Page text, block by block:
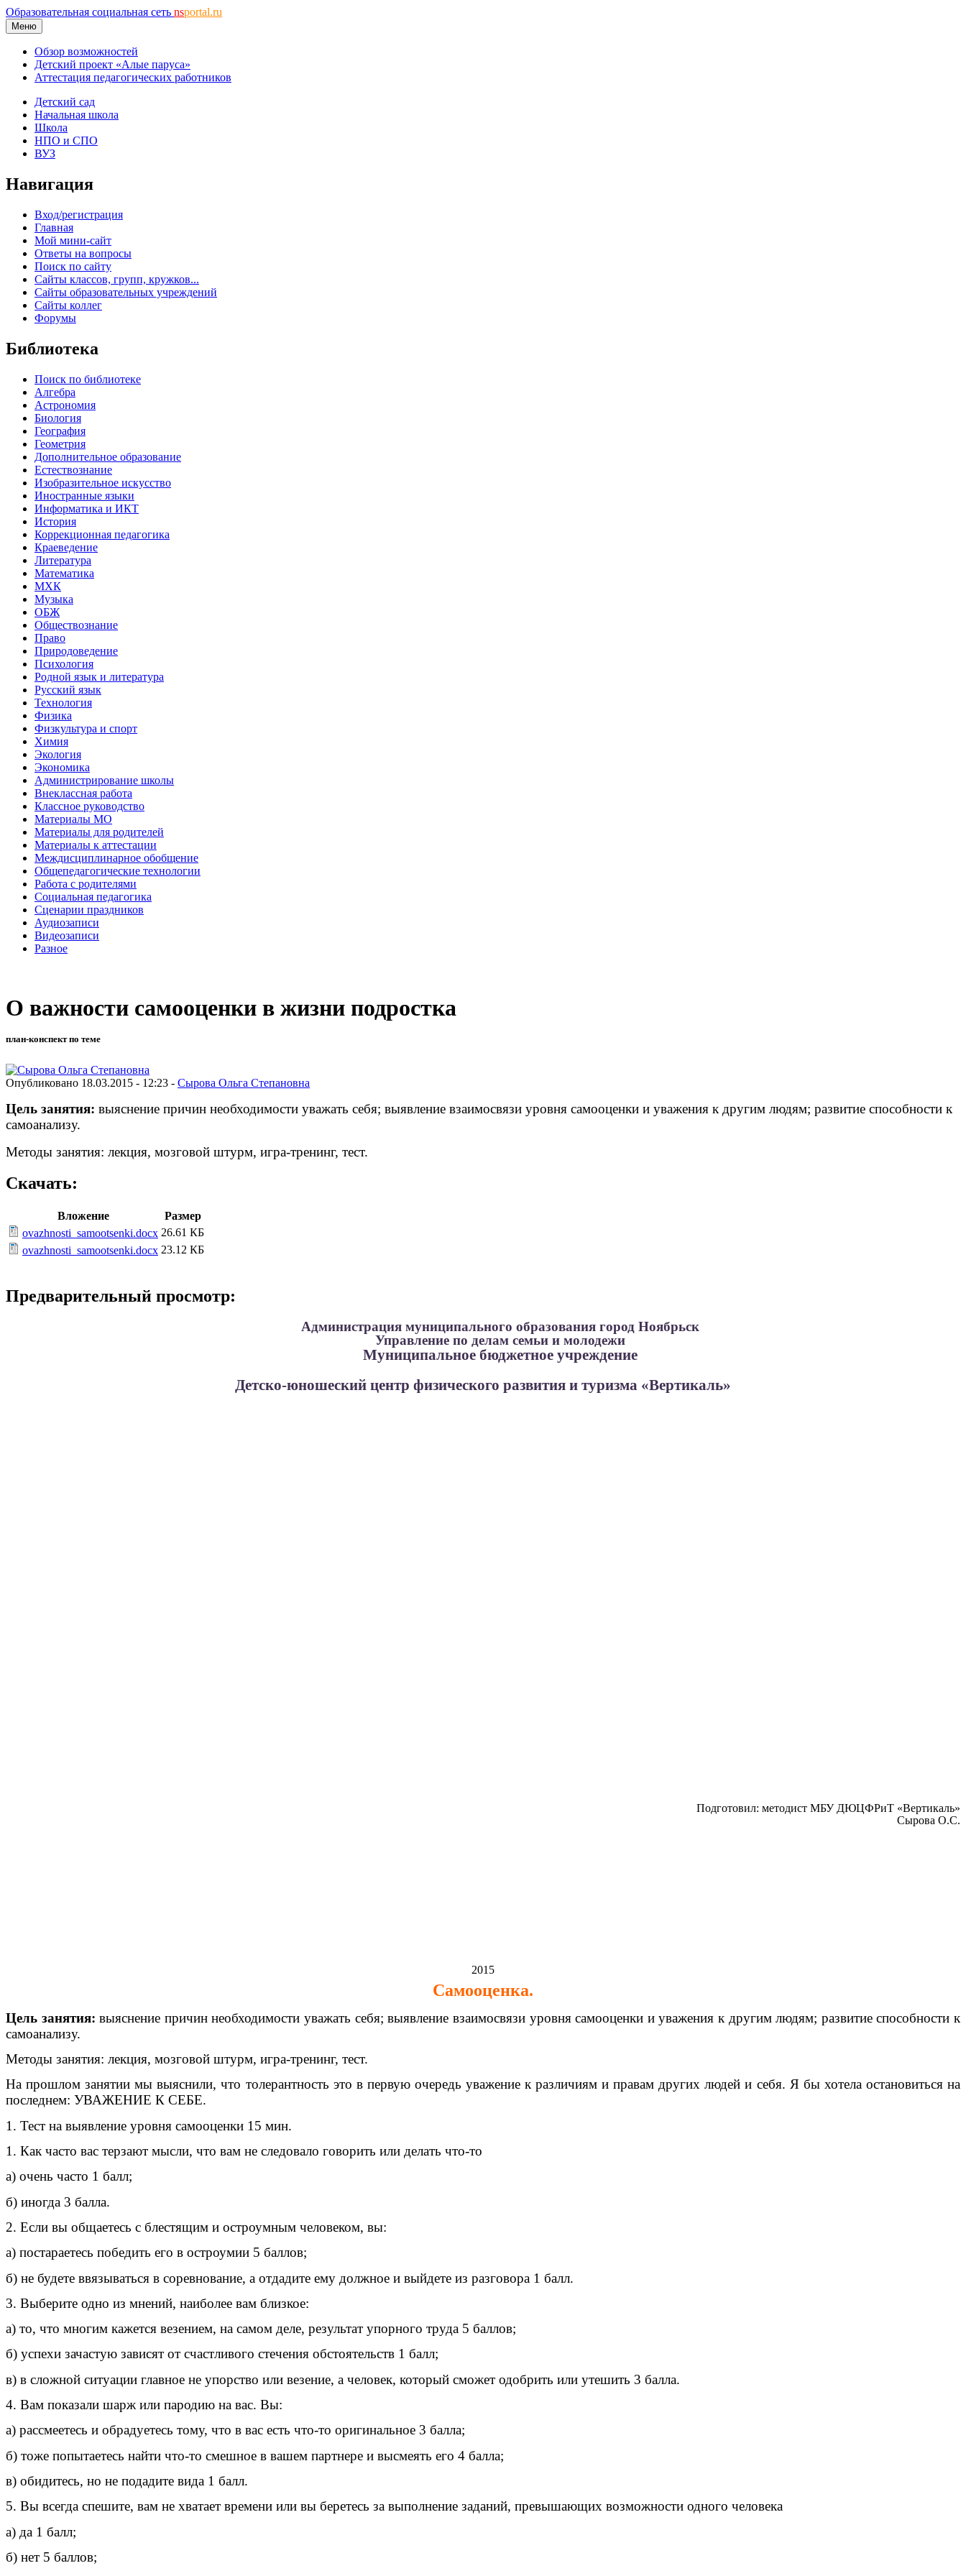
Образовательная социальная сеть nsportal.ru
Меню
Обзор возможностей
Детский проект «Алые паруса»
Аттестация педагогических работников
Детский сад
Начальная школа
Школа
НПО и СПО
ВУЗ
Навигация
Вход/регистрация
Главная
Мой мини-сайт
Ответы на вопросы
Поиск по сайту
Сайты классов, групп, кружков...
Сайты образовательных учреждений
Сайты коллег
Форумы
Библиотека
Поиск по библиотеке
Алгебра
Астрономия
Биология
География
Геометрия
Дополнительное образование
Естествознание
Изобразительное искусство
Иностранные языки
Информатика и ИКТ
История
Коррекционная педагогика
Краеведение
Литература
Математика
МХК
Музыка
ОБЖ
Обществознание
Право
Природоведение
Психология
Родной язык и литература
Русский язык
Технология
Физика
Физкультура и спорт
Химия
Экология
Экономика
Администрирование школы
Внеклассная работа
Классное руководство
Материалы МО
Материалы для родителей
Материалы к аттестации
Междисциплинарное обобщение
Общепедагогические технологии
Работа с родителями
Социальная педагогика
Сценарии праздников
Аудиозаписи
Видеозаписи
Разное
О важности самооценки в жизни подростка
план-конспект по теме
Опубликовано 18.03.2015 - 12:23 - Сырова Ольга Степановна
Цель занятия: выяснение причин необходимости уважать себя; выявление взаимосвязи уровня самооценки и уважения к другим людям; развитие способности к
самоанализу.
Методы занятия: лекция, мозговой штурм, игра-тренинг, тест.
Скачать:
Вложение
Размер
ovazhnosti_samootsenki.docx 26.61 КБ
ovazhnosti_samootsenki.docx 23.12 КБ
Предварительный просмотр:
Администрация муниципального образования город Ноябрьск
Управление по делам семьи и молодежи
Муниципальное бюджетное учреждение
Детско-юношеский центр физического развития и туризма «Вертикаль»
Подготовил: методист МБУ ДЮЦФРиТ «Вертикаль»
Сырова О.С.
2015
Самооценка.
Цель занятия: выяснение причин необходимости уважать себя; выявление взаимосвязи уровня самооценки и уважения к другим людям; развитие способности к
самоанализу.
Методы занятия: лекция, мозговой штурм, игра-тренинг, тест.
На прошлом занятии мы выяснили, что толерантность это в первую очередь уважение к различиям и правам других людей и себя. Я бы хотела остановиться на
последнем: УВАЖЕНИЕ К СЕБЕ.
1. Тест на выявление уровня самооценки 15 мин.
1. Как часто вас терзают мысли, что вам не следовало говорить или делать что-то
а) очень часто 1 балл;
б) иногда 3 балла.
2. Если вы общаетесь с блестящим и остроумным человеком, вы:
а) постараетесь победить его в остроумии 5 баллов;
б) не будете ввязываться в соревнование, а отдадите ему должное и выйдете из разговора 1 балл.
3. Выберите одно из мнений, наиболее вам близкое:
а) то, что многим кажется везением, на самом деле, результат упорного труда 5 баллов;
б) успехи зачастую зависят от счастливого стечения обстоятельств 1 балл;
в) в сложной ситуации главное не упорство или везение, а человек, который сможет одобрить или утешить 3 балла.
4. Вам показали шарж или пародию на вас. Вы:
а) рассмеетесь и обрадуетесь тому, что в вас есть что-то оригинальное 3 балла;
б) тоже попытаетесь найти что-то смешное в вашем партнере и высмеять его 4 балла;
в) обидитесь, но не подадите вида 1 балл.
5. Вы всегда спешите, вам не хватает времени или вы беретесь за выполнение заданий, превышающих возможности одного человека
а) да 1 балл;
б) нет 5 баллов;